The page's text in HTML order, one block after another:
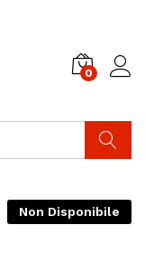
0
Non Disponibile